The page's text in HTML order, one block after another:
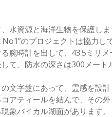
水資源と海洋生物を保護し
のプロジェクトは協力し
腕時計を出して、43.5ミリ
て、防水の深さは300メート
文字盤にあって、霊感を設
アティールを結んで、その
象バイカル湖面があります。